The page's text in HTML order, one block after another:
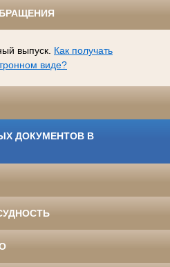
выпуск. Как получать
виде?
ДОКУМЕНТОВ В